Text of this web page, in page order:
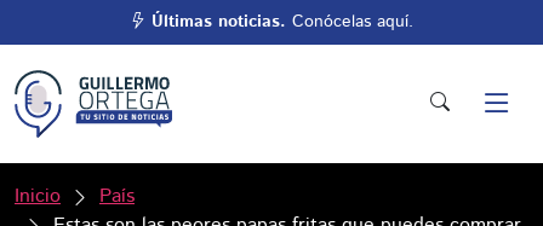
Últimas noticias. Conócelas aquí.
Inicio
País